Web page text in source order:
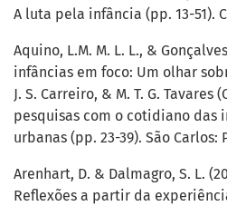
A luta pela infância (pp. 13-51).
Aquino, L.M. M. L. L., &
infâncias em foco: Um olhar
J. S. Carreiro, & M. T. G. Tavares
pesquisas com o cotidiano das
urbanas (pp. 23-39). São Carlos:
Arenhart, D. & Dalmagro, S. L.
Reflexões a partir da